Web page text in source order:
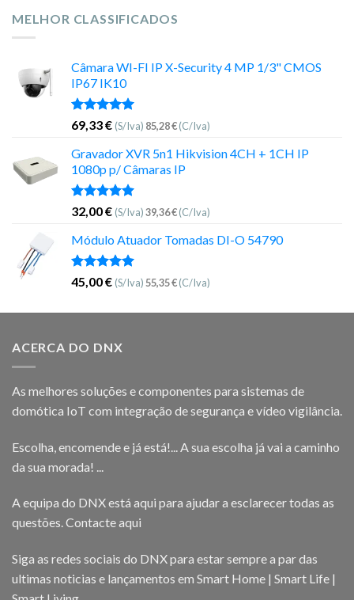
MELHOR CLASSIFICADOS
Câmara WI-FI IP X-Security 4 MP 1/3" CMOS
IP67 IK10
Avaliação
5.00
de 5
69,33€ (S/Iva) 85,28€(C/Iva)
Gravador XVR 5n1 Hikvision 4CH + 1CH IP
1080p p/ Câmaras IP
Avaliação
5.00
de 5
32,00€ (S/Iva)39,36€(C/Iva)
Módulo Atuador Tomadas DI-O 54790
Avaliação
5.00
de 5
45,00€ (S/Iva)55,35€(C/Iva)
ACERCA DO DNX
As melhores soluções e componentes para sistemas de
domótica IoT com integração de segurança e vídeo vigilância.
Escolha, encomende e já está!... A sua escolha já vai a caminho
da sua morada! ...
A equipa do DNX está aqui para ajudar a esclarecer todas as
questões.Contacte aqui
Siga as redes sociais do DNX para estar sempre a par das
ultimas noticias e lançamentos em Smart Home | Smart Life |